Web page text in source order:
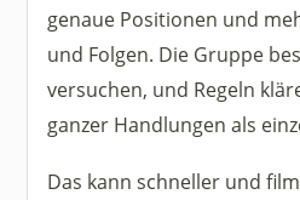
genaue Positionen und
und Folgen. Die Gruppe
versuchen, und Regeln
ganzer Handlungen als
Das kann schneller und